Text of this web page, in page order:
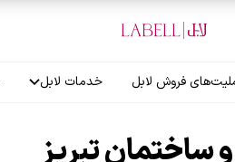
فروش لابل خدمات لابل
ساختمان تبریز